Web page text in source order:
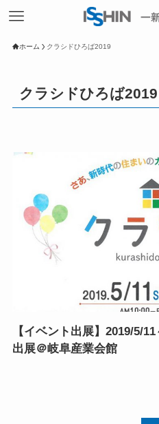
ホーム クラシドひろば2019
クラシドひろば2019
【イベント出展】2019/5/
出展＠岐阜産業会館